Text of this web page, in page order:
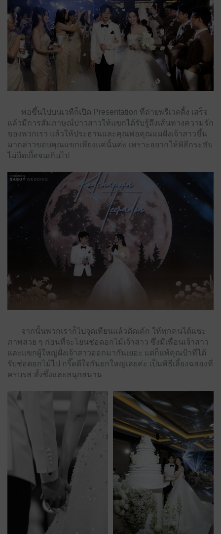
พอขึ้นไปบนเวทีก็เปิด Presentation ที่ถ่ายพรีเวดดิ้ง เสร็จ
แล้วมีการสัมภาษณ์บ่าวสาวให้แขกได้รับรู้ถึงเส้นทางความรัก
ของพวกเรา แล้วให้ประธานและคุณพ่อคุณแม่ฝั่งเจ้าสาวขึ้น
มากล่าวขอบคุณแขกเพียงแค่นั้นค่ะ เพราะอยากให้พิธีกระชับ
ไม่ยืดเยื้อจนเกินไป
จากนั้นพวกเราก็ไปจุดเทียนแล้วตัดเค้ก ให้ทุกคนได้แชะ
ภาพสวย ๆ ก่อนที่จะโยนช่อดอกไม้เจ้าสาว ซึ่งมีเพื่อนเจ้าสาว
และแขกผู้ใหญ่ฝั่งเจ้าสาวออกมากันเยอะ แต่ก็แพ้คุณป้าที่ได้
รับช่อดอกไม้ไป กรี๊ดดีใจกันยกใหญ่เลยค่ะ เป็นพิธีเลี้ยงฉลองที่
ครบรส ทั้งซึ้งและสนุกสนาน